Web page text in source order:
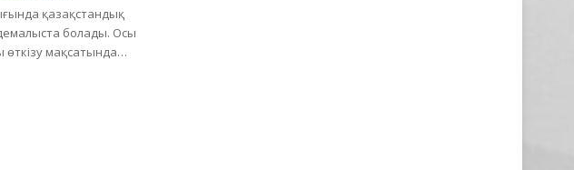
қазақстандық
болады. Осы
өткізу мақсатында…